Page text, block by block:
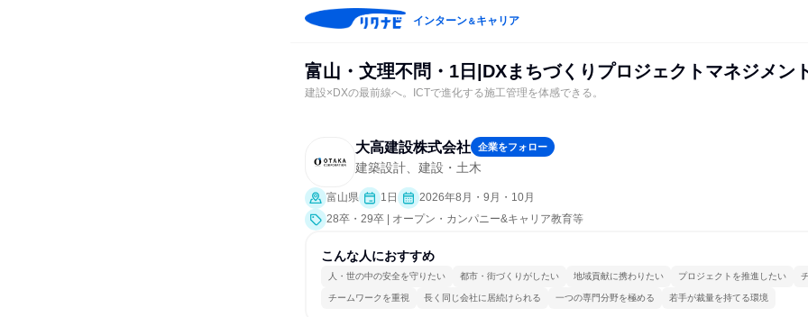
インターン＆キャリア
富山・文理不問・1日|DXまちづくりプロジェクトマネジメン
建設×DXの最前線へ。ICTで進化する施工管理を体感できる。
大高建設株式会社 企業をフォロー
建築設計、建設・土木
富山県 1日
2026年8月・9月・10月
28卒・29卒 | オープン・カンパニー&キャリア教育等
こんな人におすすめ
人・世の中の安全を守りたい 都市・街づくりがしたい 地域貢献に携わりたい プロジェクトを推進したい
チームワークを重視 長く同じ会社に居続けられる 一つの専門分野を極める 若手が裁量を持てる環境